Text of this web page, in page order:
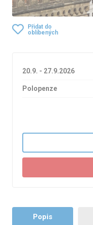
Přidat do
oblíbených
20.9. - 27.9.2026
Polopenze
Popis